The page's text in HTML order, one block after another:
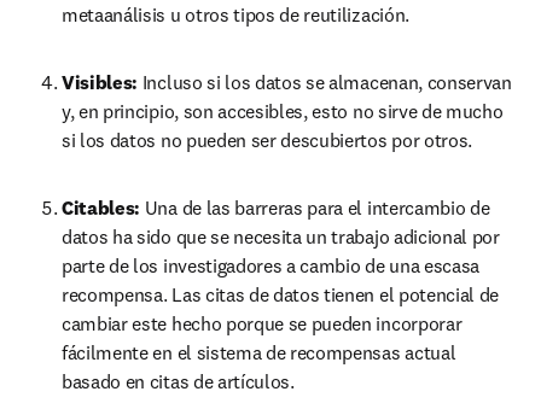
metaanálisis u otros tipos de reutilización.
Visibles: Incluso si los datos se almacenan, conservan
y, en principio, son accesibles, esto no sirve de mucho
si los datos no pueden ser descubiertos por otros.
Citables: Una de las barreras para el intercambio de
datos ha sido que se necesita un trabajo adicional por
parte de los investigadores a cambio de una escasa
recompensa. Las citas de datos tienen el potencial de
cambiar este hecho porque se pueden incorporar
fácilmente en el sistema de recompensas actual
basado en citas de artículos.